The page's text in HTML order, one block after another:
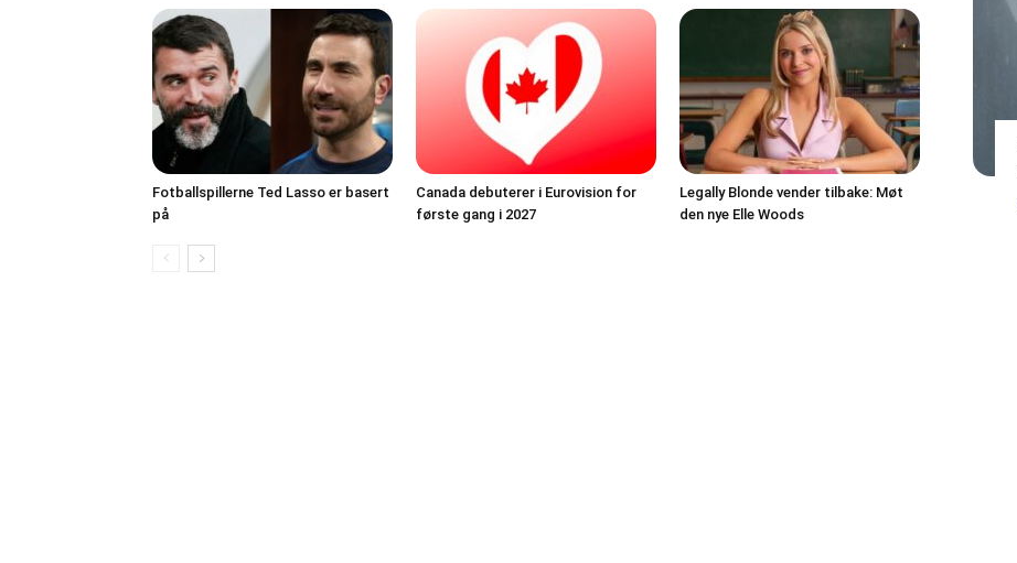
Fotballspillerne Ted Lasso er basert
på
Canada debuterer i Eurovision for
første gang i 2027
Legally Blonde vender tilbake: Møt
den nye Elle Woods